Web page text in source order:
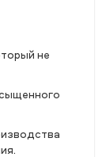
не